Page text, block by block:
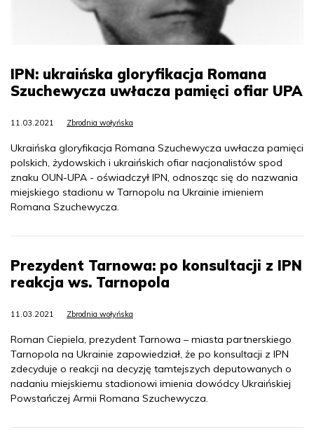
IPN: ukraińska gloryfikacja Romana
Szuchewycza uwłacza pamięci ofiar UPA
11.03.2021 Zbrodnia wołyńska
Ukraińska gloryfikacja Romana Szuchewycza uwłacza pamięci
polskich, żydowskich i ukraińskich ofiar nacjonalistów spod
znaku OUN-UPA - oświadczył IPN, odnosząc się do nazwania
miejskiego stadionu w Tarnopolu na Ukrainie imieniem
Romana Szuchewycza.
Prezydent Tarnowa: po konsultacji z IPN
reakcja ws. Tarnopola
11.03.2021 Zbrodnia wołyńska
Roman Ciepiela, prezydent Tarnowa – miasta partnerskiego
Tarnopola na Ukrainie zapowiedział, że po konsultacji z IPN
zdecyduje o reakcji na decyzję tamtejszych deputowanych o
nadaniu miejskiemu stadionowi imienia dowódcy Ukraińskiej
Powstańczej Armii Romana Szuchewycza.